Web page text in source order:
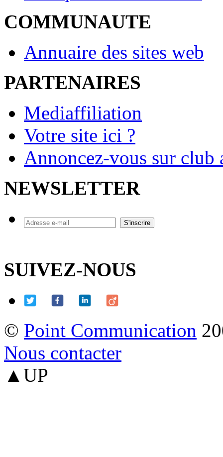
COMMUNAUTE
Annuaire des sites web
PARTENAIRES
Mediaffiliation
Votre site ici ?
Annoncez-vous sur
NEWSLETTER
SUIVEZ-NOUS
© Point Communication
Nous contacter
▲UP